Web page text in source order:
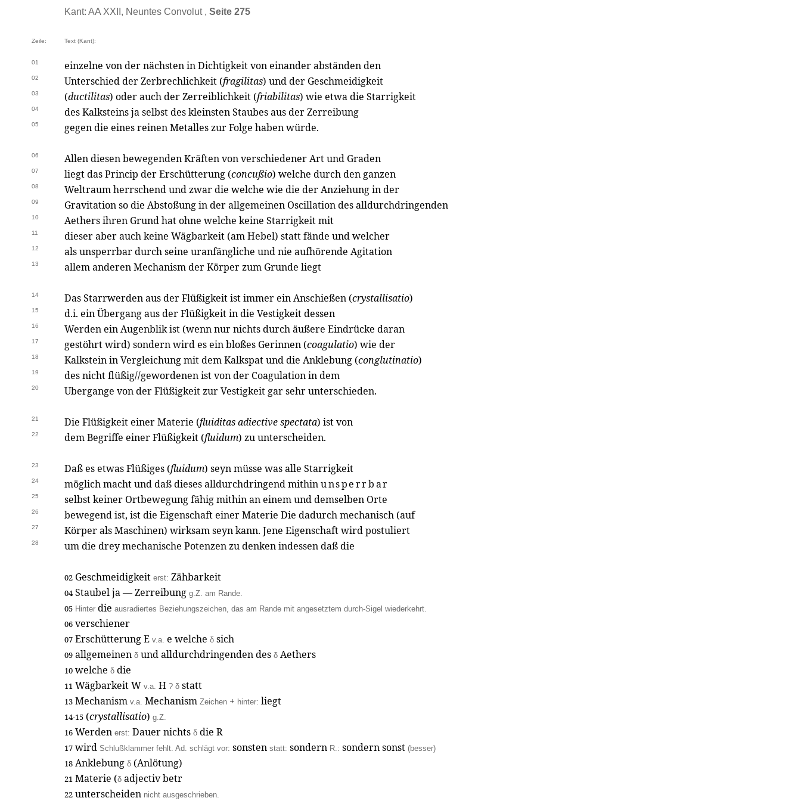
Kant: AA XXII, Neuntes Convolut , Seite 275
Zeile: Text (Kant):
01 einzelne von der nächsten in Dichtigkeit von einander abständen den
02 Unterschied der Zerbrechlichkeit (fragilitas) und der Geschmeidigkeit
03 (ductilitas) oder auch der Zerreiblichkeit (friabilitas) wie etwa die Starrigkeit
04 des Kalksteins ja selbst des kleinsten Staubes aus der Zerreibung
05 gegen die eines reinen Metalles zur Folge haben würde.
06 Allen diesen bewegenden Kräften von verschiedener Art und Graden
07 liegt das Princip der Erschütterung (concußio) welche durch den ganzen
08 Weltraum herrschend und zwar die welche wie die der Anziehung in der
09 Gravitation so die Abstoßung in der allgemeinen Oscillation des alldurchdringenden
10 Aethers ihren Grund hat ohne welche keine Starrigkeit mit
11 dieser aber auch keine Wägbarkeit (am Hebel) statt fände und welcher
12 als unsperrbar durch seine uranfängliche und nie aufhörende Agitation
13 allem anderen Mechanism der Körper zum Grunde liegt
14 Das Starrwerden aus der Flüßigkeit ist immer ein Anschießen (crystallisatio)
15 d.i. ein Übergang aus der Flüßigkeit in die Vestigkeit dessen
16 Werden ein Augenblik ist (wenn nur nichts durch äußere Eindrücke daran
17 gestöhrt wird) sondern wird es ein bloßes Gerinnen (coagulatio) wie der
18 Kalkstein in Vergleichung mit dem Kalkspat und die Anklebung (conglutinatio)
19 des nicht flüßig//gewordenen ist von der Coagulation in dem
20 Ubergange von der Flüßigkeit zur Vestigkeit gar sehr unterschieden.
21 Die Flüßigkeit einer Materie (fluiditas adiective spectata) ist von
22 dem Begriffe einer Flüßigkeit (fluidum) zu unterscheiden.
23 Daß es etwas Flüßiges (fluidum) seyn müsse was alle Starrigkeit
24 möglich macht und daß dieses alldurchdringend mithinunsperrbar
25 selbst keiner Ortbewegung fähig mithin an einem und demselben Orte
26 bewegend ist, ist die Eigenschaft einer Materie Die dadurch mechanisch (auf
27 Körper als Maschinen) wirksam seyn kann. Jene Eigenschaft wird postuliert
28 um die drey mechanische Potenzen zu denken indessen daß die
02 Geschmeidigkeit erst: Zähbarkeit
04 Staubel ja — Zerreibung g.Z. am Rande.
05 Hinter die ausradiertes Beziehungszeichen, das am Rande mit angesetztem durch-Sigel wiederkehrt.
06 verschiener
07 Erschütterung E v.a. e welche δ sich
09 allgemeinen δ und alldurchdringenden des δ Aethers
10 welche δ die
11 Wägbarkeit W v.a. H ? δ statt
13 Mechanism v.a. Mechanism Zeichen + hinter: liegt
14-15 (crystallisatio) g.Z.
16 Werden erst: Dauer nichts δ die R
17 wird Schlußklammer fehlt. Ad. schlägt vor: sonsten statt: sondern R.: sondern sonst (besser)
18 Anklebung δ (Anlötung)
21 Materie (δ adjectiv betr
22 unterscheiden nicht ausgeschrieben.